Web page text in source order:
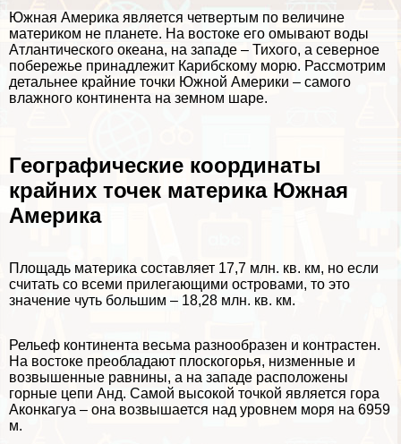
Южная Америка является четвертым по величине
материком не планете. На востоке его омывают воды
Атлантического океана, на западе – Тихого, а северное
побережье принадлежит Карибскому морю. Рассмотрим
детальнее крайние точки Южной Америки – самого
влажного континента на земном шаре.
Географические координаты
крайних точек материка Южная
Америка
Площадь материка составляет 17,7 млн. кв. км, но если
считать со всеми прилегающими островами, то это
значение чуть большим – 18,28 млн. кв. км.
Рельеф континента весьма разнообразен и контрастен.
На востоке преобладают плоскогорья, низменные и
возвышенные равнины, а на западе расположены
горные цепи Анд. Самой высокой точкой является гора
Аконкагуа – она возвышается над уровнем моря на 6959
м.